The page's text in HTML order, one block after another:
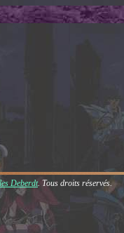
Deberdt. Tous droits réservés.